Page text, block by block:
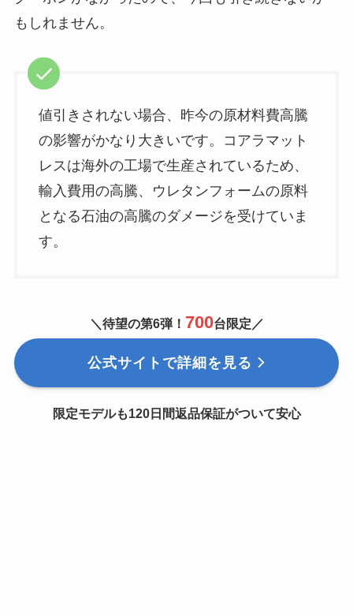
もしれません。
値引きされない場合、昨今の原材料費高騰
の影響がかなり大きいです。コアラマット
レスは海外の工場で生産されているため、
輸入費用の高騰、ウレタンフォームの原料
となる石油の高騰のダメージを受けていま
す。
＼待望の第6弾！ 700台限定／
公式サイトで詳細を見る
限定モデルも120日間返品保証がついて安心